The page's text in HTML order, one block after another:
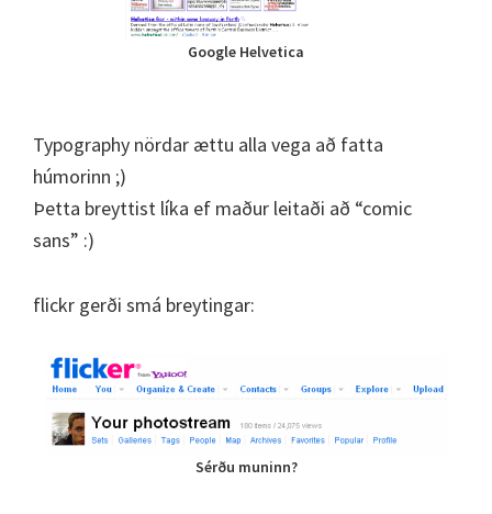
Google Helvetica
Typography nördar ættu alla vega að fatta
húmorinn ;)
Þetta breyttist líka ef maður leitaði að “comic
sans” :)
flickr gerði smá breytingar:
Sérðu muninn?